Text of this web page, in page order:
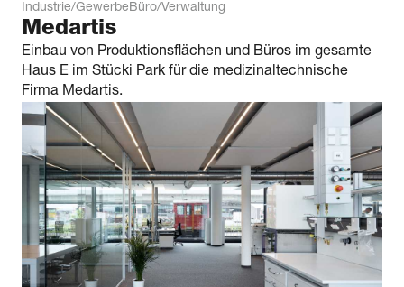
Industrie/GewerbeBüro/Verwaltung
Medartis
Einbau von Produktionsflächen und Büros im gesamte
Haus E im Stücki Park für die medizinaltechnische
Firma Medartis.